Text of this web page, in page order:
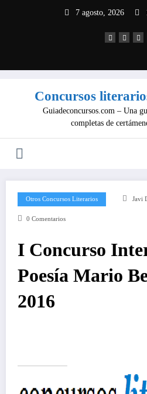
7 agosto, 2026
Concursos
Guiadeconcursos.com – Una
completas de
Otros Concursos Literarios Javi
0 Comentarios
I Concurso
Poesía Mario
2016